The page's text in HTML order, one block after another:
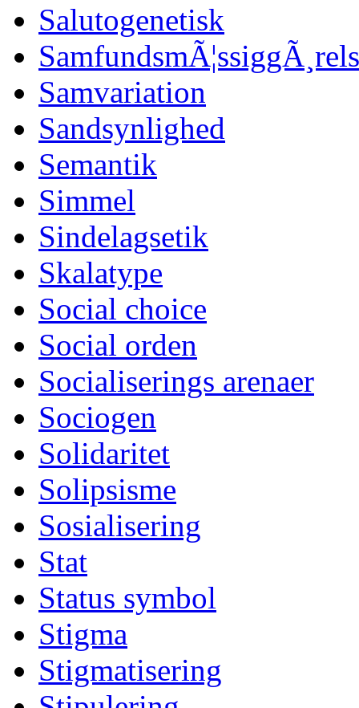
Salutogenetisk
Samvariation
Sandsynlighed
Semantik
Simmel
Sindelagsetik
Skalatype
Social choice
Social orden
Socialiserings arenaer
Sociogen
Solidaritet
Solipsisme
Sosialisering
Stat
Status symbol
Stigma
Stigmatisering